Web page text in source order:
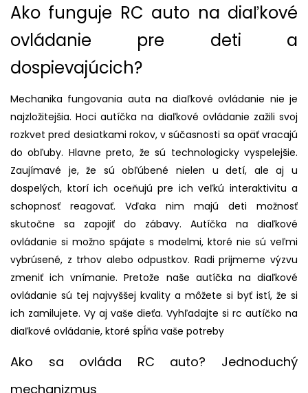
Ako funguje RC auto na diaľkové
ovládanie pre deti a
dospievajúcich?
Mechanika fungovania auta na diaľkové ovládanie nie je
najzložitejšia. Hoci autíčka na diaľkové ovládanie zažili svoj
rozkvet pred desiatkami rokov, v súčasnosti sa opäť vracajú
do obľuby. Hlavne preto, že sú technologicky vyspelejšie.
Zaujímavé je, že sú obľúbené nielen u detí, ale aj u
dospelých, ktorí ich oceňujú pre ich veľkú interaktivitu a
schopnosť reagovať. Vďaka nim majú deti možnosť
skutočne sa zapojiť do zábavy. Autíčka na diaľkové
ovládanie si možno spájate s modelmi, ktoré nie sú veľmi
vybrúsené, z trhov alebo odpustkov. Radi prijmeme výzvu
zmeniť ich vnímanie. Pretože naše autíčka na diaľkové
ovládanie sú tej najvyššej kvality a môžete si byť istí, že si
ich zamilujete. Vy aj vaše dieťa. Vyhľadajte si rc autíčko na
diaľkové ovládanie, ktoré spĺňa vaše potreby
Ako sa ovláda RC auto? Jednoduchý
mechanizmus